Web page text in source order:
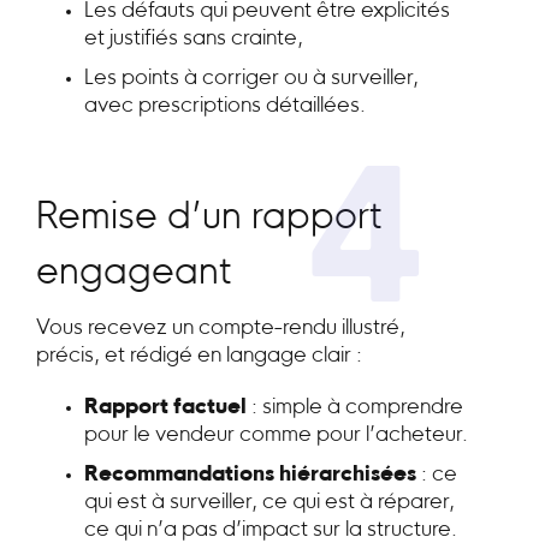
Les défauts qui peuvent être explicités
et justifiés sans crainte,
Les points à corriger ou à surveiller,
avec prescriptions détaillées.
4
Remise d’un rapport
engageant
Vous recevez un compte-rendu illustré,
précis, et rédigé en langage clair :
Rapport factuel : simple à comprendre
pour le vendeur comme pour l’acheteur.
Recommandations hiérarchisées : ce
qui est à surveiller, ce qui est à réparer,
ce qui n’a pas d’impact sur la structure.